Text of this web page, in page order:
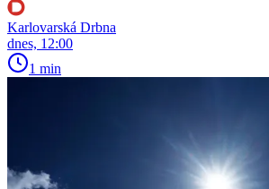
Karlovarská Drbna
dnes, 12:00
1 min